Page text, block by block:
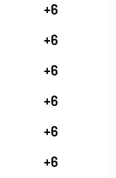
+6
+6
+6
+6
+6
+6